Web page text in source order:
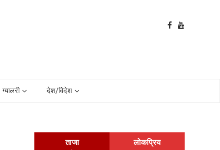
ग्यालरी देश/विदेश
ताजा लोकप्रिय